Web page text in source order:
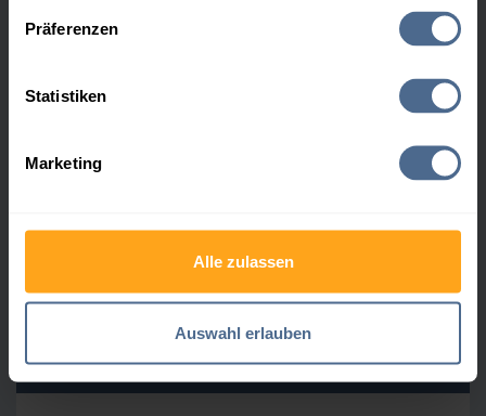
Präferenzen
Statistiken
Marketing
Alle zulassen
Auswahl erlauben
30.07.2026
3 Monate 166,53 € 06.05.2026
196,53 €
Heizölpreis-Tiefstwerte